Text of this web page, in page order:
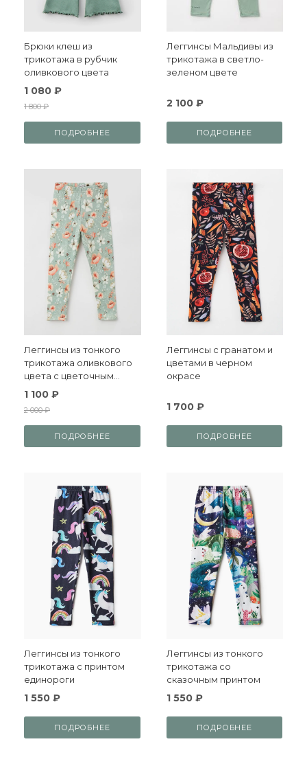
Брюки клеш из
трикотажа в рубчик
оливкового цвета
1 080 ₽
1 800 ₽
ПОДРОБНЕЕ
Леггинсы Мальдивы из
трикотажа в светло-
зеленом цвете
2 100 ₽
ПОДРОБНЕЕ
Леггинсы из тонкого
трикотажа оливкового
цвета с цветочным
принтом
1 100 ₽
2 000 ₽
ПОДРОБНЕЕ
Леггинсы с гранатом и
цветами в черном
окрасе
1 700 ₽
ПОДРОБНЕЕ
Леггинсы из тонкого
трикотажа с принтом
единороги
1 550 ₽
ПОДРОБНЕЕ
Леггинсы из тонкого
трикотажа со
сказочным принтом
1 550 ₽
ПОДРОБНЕЕ